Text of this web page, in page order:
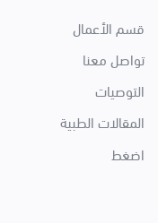
قسم الأعمال
تواصل معنا
التوصيات
المقالات الطبية
اضغط